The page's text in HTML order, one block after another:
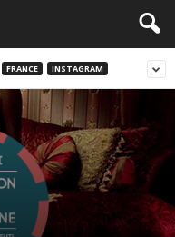
FRANCE INSTAGRAM